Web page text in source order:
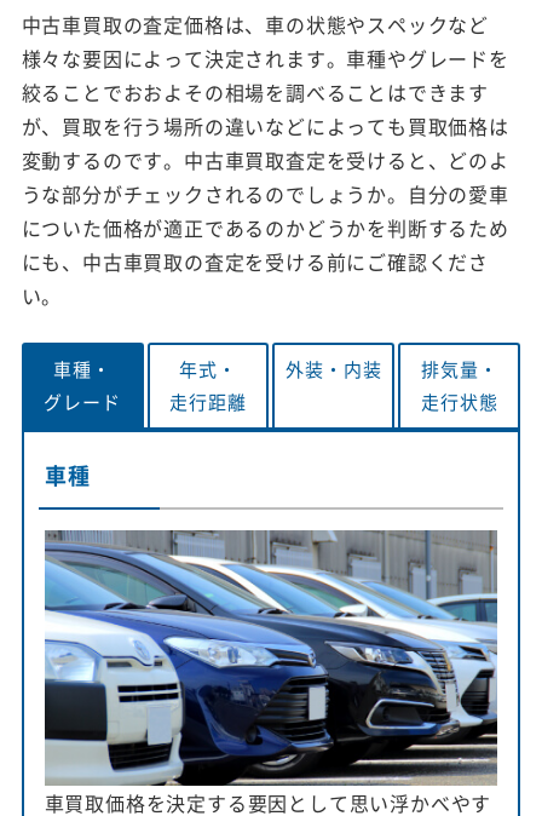
中古車買取の査定価格は、車の状態やスペックなど
様々な要因によって決定されます。車種やグレードを
絞ることでおおよその相場を調べることはできます
が、買取を行う場所の違いなどによっても買取価格は
変動するのです。中古車買取査定を受けると、どのよ
うな部分がチェックされるのでしょうか。自分の愛車
についた価格が適正であるのかどうかを判断するため
にも、中古車買取の査定を受ける前にご確認くださ
い。
車種・
グレード
年式・
走行距離
外装・ 内装
排気量・
走行状態
車種
車買取価格を決定する要因として思い浮かべやす